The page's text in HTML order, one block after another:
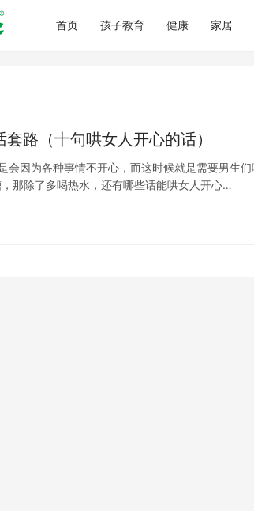
首页 孩子教育 健康 家居
路（十句哄女人开心的话）
因为各种事情不开心，而这时候就是需要男生
那除了多喝热水，还有哪些话能哄女人开心…